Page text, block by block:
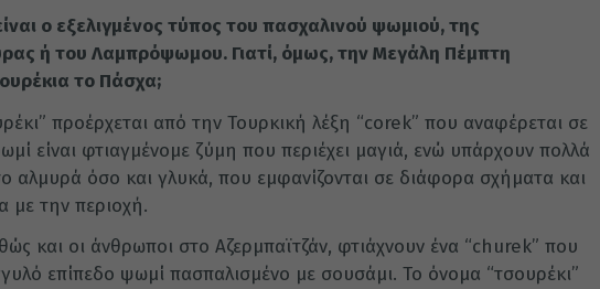
ο εξελιγμένος τύπος του πασχαλινού ψωμιού, της
ή του Λαμπρόψωμου. Γιατί, όμως, την Μεγάλη Πέμπτη
το Πάσχα;
προέρχεται από την Τουρκική λέξη “corek” που αναφέρεται σε
είναι φτιαγμένομε ζύμη που περιέχει μαγιά, ενώ υπάρχουν πολλά
αλμυρά όσο και γλυκά, που εμφανίζονται σε διάφορα σχήματα και
με την περιοχή.
και οι άνθρωποι στο Αζερμπαϊτζάν, φτιάχνουν ένα “churek” που
επίπεδο ψωμί πασπαλισμένο με σουσάμι. Το όνομα “τσουρέκι”